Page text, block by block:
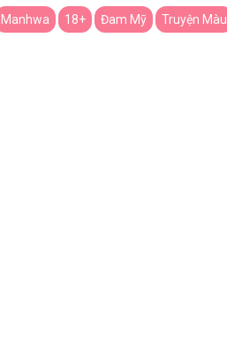
Manhwa 18+ Đam Mỹ Truyện Màu